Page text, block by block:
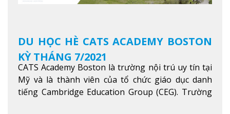
DU HỌC HÈ CATS ACADEMY BOSTON
KỲ THÁNG 7/2021
CATS Academy Boston là trường nội trú uy tín tại
Mỹ và là thành viên của tổ chức giáo dục danh
tiếng Cambridge Education Group (CEG). Trường